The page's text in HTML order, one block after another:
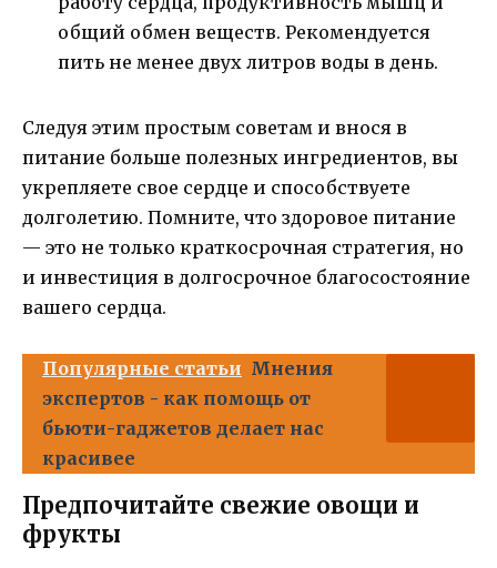
общий обмен веществ. Рекомендуется
пить не менее двух литров воды в день.
Следуя этим простым советам и внося в
питание больше полезных ингредиентов, вы
укрепляете свое сердце и способствуете
долголетию. Помните, что здоровое питание
— это не только краткосрочная стратегия, но
и инвестиция в долгосрочное благосостояние
вашего сердца.
Популярные статьи Мнения
экспертов - как помощь от
бьюти-гаджетов делает нас
красивее
Предпочитайте свежие овощи и
фрукты